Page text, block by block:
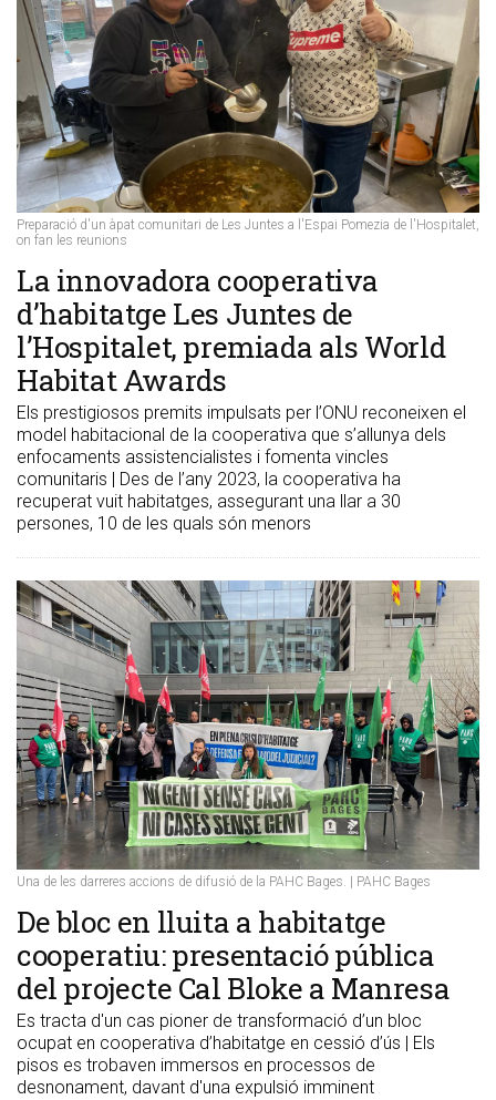
Preparació d'un àpat comunitari de Les Juntes a l'Espai Pomezia de l'Hospitalet,
on fan les reunions
​La innovadora cooperativa
d’habitatge Les Juntes de
l’Hospitalet, premiada als World
Habitat Awards
Els prestigiosos premits impulsats per l’ONU reconeixen el
model habitacional de la cooperativa que s’allunya dels
enfocaments assistencialistes i fomenta vincles
comunitaris | Des de l’any 2023, la cooperativa ha
recuperat vuit habitatges, assegurant una llar a 30
persones, 10 de les quals són menors
Una de les darreres accions de difusió de la PAHC Bages. | PAHC Bages
De bloc en lluita a habitatge
cooperatiu: presentació pública
del projecte Cal Bloke a Manresa
Es tracta d'un cas pioner de transformació d’un bloc
ocupat en cooperativa d’habitatge en cessió d’ús | Els
pisos es trobaven immersos en processos de
desnonament, davant d'una expulsió imminent